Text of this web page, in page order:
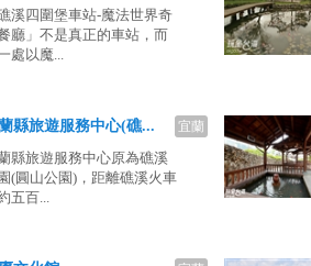
礁溪四圍堡車站-魔法世界奇
廳」不是真正的車站，而
處以魔...
宜蘭
縣旅遊服務中心(礁...
縣旅遊服務中心原為礁溪
(圓山公園)，距離礁溪火車
五百...